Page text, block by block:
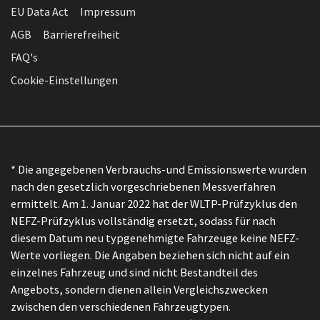
EU Data Act
Impressum
AGB
Barrierefreiheit
FAQ's
Cookie-Einstellungen
* Die angegebenen Verbrauchs-und Emissionswerte wurden
nach den gesetzlich vorgeschriebenen Messverfahren
ermittelt. Am 1. Januar 2022 hat der WLTP-Prüfzyklus den
NEFZ-Prüfzyklus vollständig ersetzt, sodass für nach
diesem Datum neu typgenehmigte Fahrzeuge keine NEFZ-
Werte vorliegen. Die Angaben beziehen sich nicht auf ein
einzelnes Fahrzeug und sind nicht Bestandteil des
Angebots, sondern dienen allein Vergleichszwecken
zwischen den verschiedenen Fahrzeugtypen.